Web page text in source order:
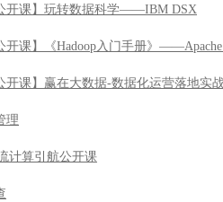
开课】玩转数据科学——IBM DSX
开课】《Hadoop入门手册》
开课】赢在大数据-数据化运营落地实
理
计算引航公开课